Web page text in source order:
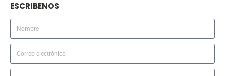
ESCRIBENOS